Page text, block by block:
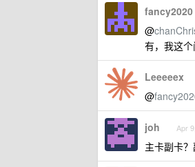
fancy2020
@
有，我这
Leeeeex
@
joh Apr
主卡副卡？